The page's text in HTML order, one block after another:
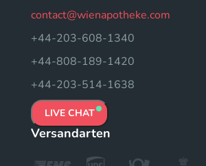
contact@wienapotheke.com
+44-203-608-1340
+44-808-189-1420
+44-203-514-1638
LIVE CHAT
Versandarten